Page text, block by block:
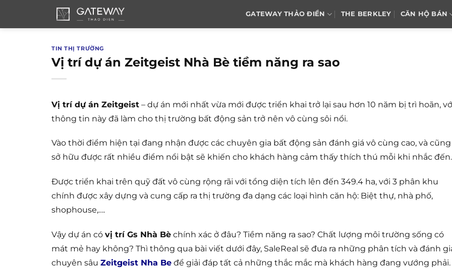
GATEWAY THẢO ĐIỀN THE BERKLEY CĂN HỘ BÁN
TIN THỊ TRƯỜNG
Vị trí dự án Zeitgeist Nhà Bè tiềm năng ra sao
Vị trí dự án Zeitgeist – dự án mới nhất vừa mới được triển khai trở lại sau hơn 10 năm bị trì hoãn,
thông tin này đã làm cho thị trường bất động sản trở nên vô cùng sôi nổi.
Vào thời điểm hiện tại đang nhận được các chuyên gia bất động sản đánh giá vô cùng cao, và cũng
sở hữu được rất nhiều điểm nổi bật sẽ khiến cho khách hàng cảm thấy thích thú mỗi khi nhắc đến.
Được triển khai trên quỹ đất vô cùng rộng rãi với tổng diện tích lên đến 349.4 ha, với 3 phân khu
chính được xây dựng và cung cấp ra thị trường đa dạng các loại hình căn hộ: Biệt thự, nhà phố,
shophouse,….
Vậy dự án có vị trí Gs Nhà Bè chính xác ở đâu? Tiềm năng ra sao? Chất lượng môi trường sống có
mát mẻ hay không? Thì thông qua bài viết dưới đây, SaleReal sẽ đưa ra những phân tích và đánh
chuyên sâu Zeitgeist Nha Be để giải đáp tất cả những thắc mắc mà khách hàng đang vướng phải.